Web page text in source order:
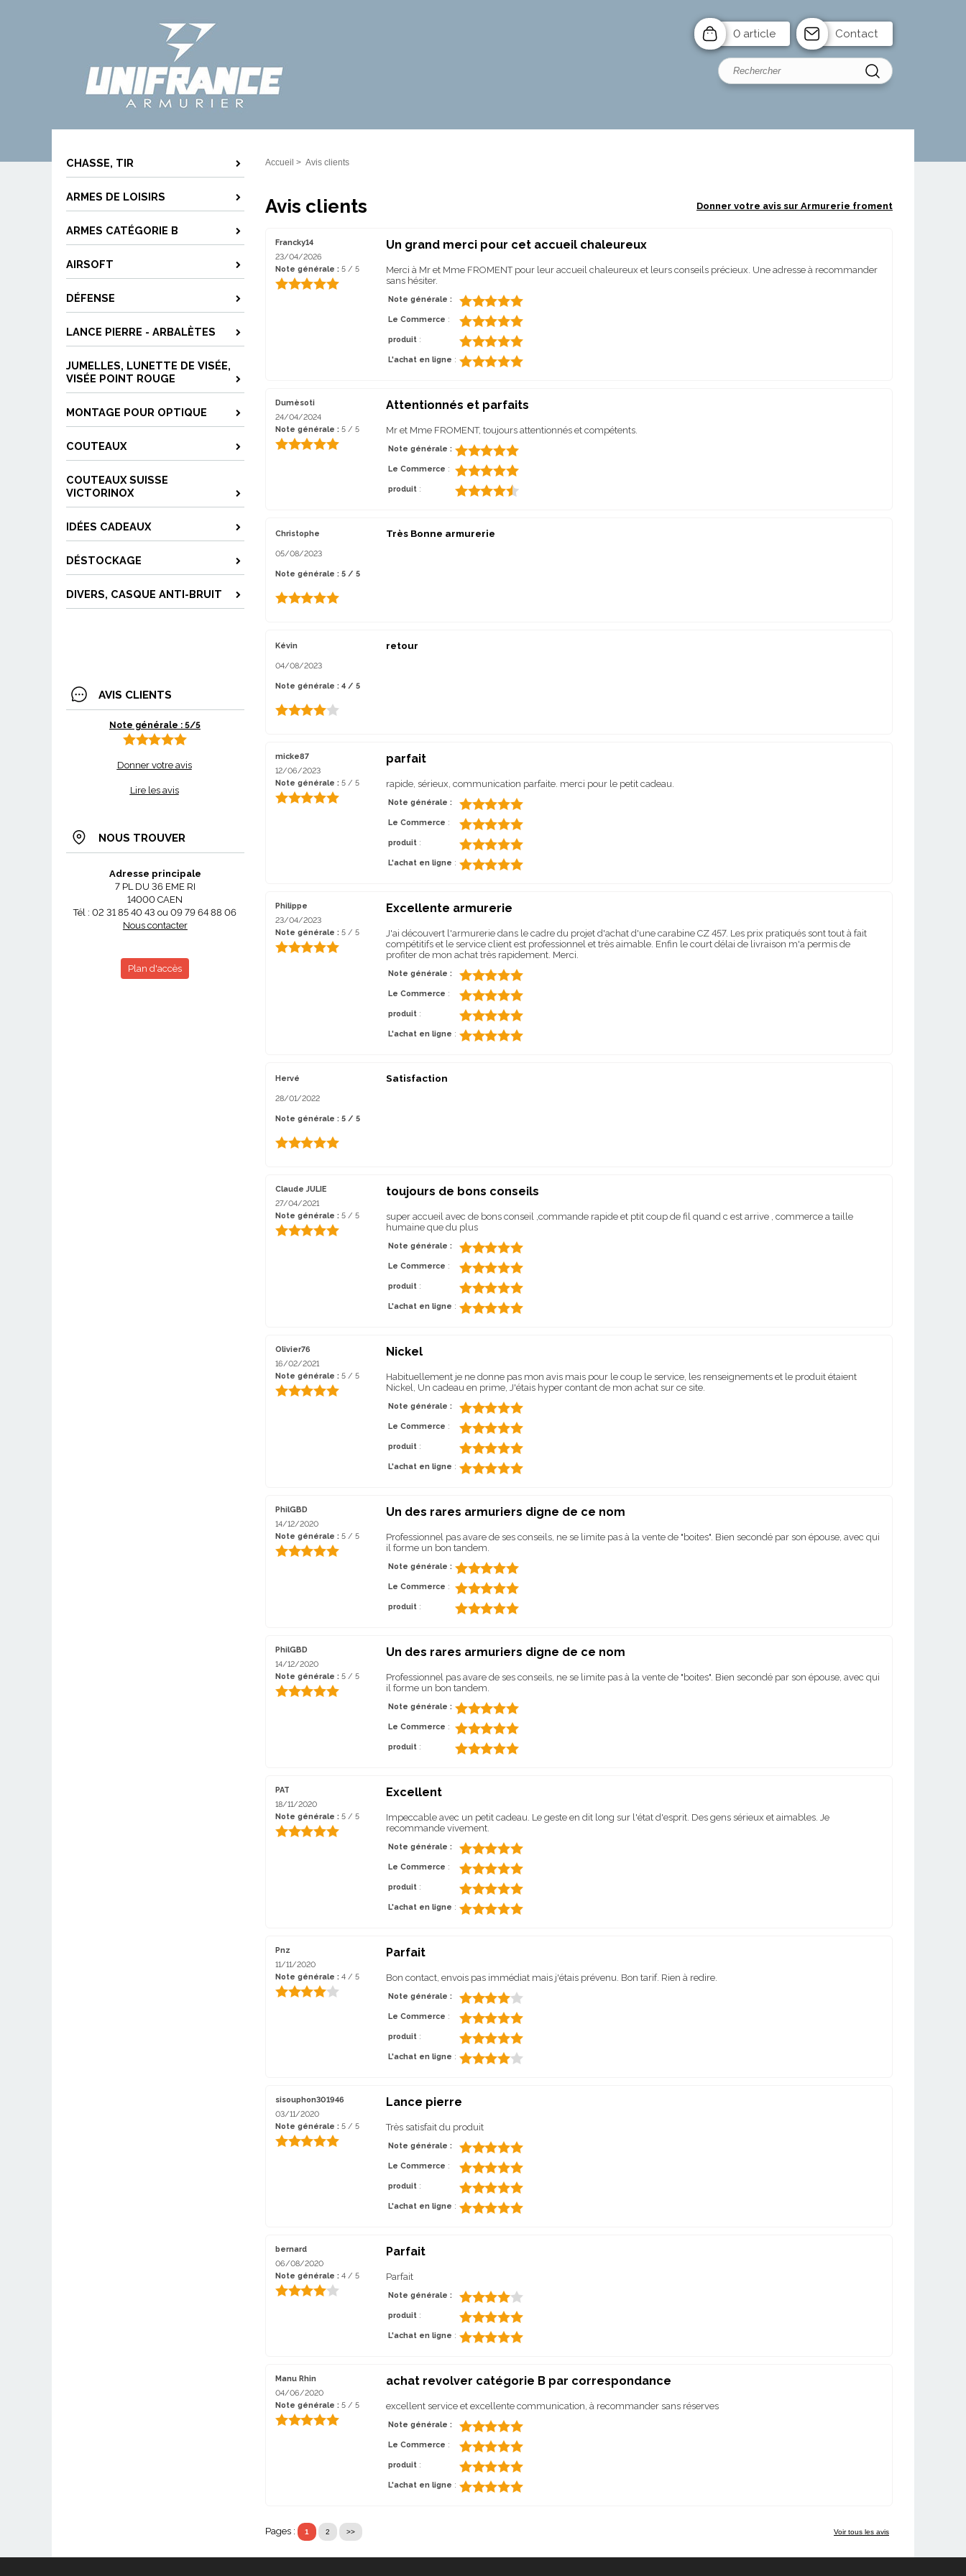
0 article Contact
CHASSE, TIR
ARMES DE LOISIRS
ARMES CATÉGORIE B
AIRSOFT
DÉFENSE
LANCE PIERRE - ARBALÈTES
JUMELLES, LUNETTE DE VISÉE,
VISÉE POINT ROUGE
MONTAGE POUR OPTIQUE
COUTEAUX
COUTEAUX SUISSE
VICTORINOX
IDÉES CADEAUX
DÉSTOCKAGE
DIVERS, CASQUE ANTI-BRUIT
AVIS CLIENTS
Note générale : 5/5
Donner votre avis
Lire les avis
NOUS TROUVER
Adresse principale
7 PL DU 36 EME RI
14000 CAEN
Tél : 02 31 85 40 43 ou 09 79 64 88 06
Nous contacter
Plan d'accès
Accueil > Avis clients
Avis clients Donner votre avis sur Armurerie froment
Francky14
23/04/2026
Un grand merci pour cet accueil chaleureux
Note générale :5 / 5
Merci à Mr et Mme FROMENT pour leur accueil chaleureux et leurs conseils précieux. Une adresse à recommander
sans hésiter.
Note générale :
Le Commerce :
produit:
L'achat en ligne :
Dumèsoti
24/04/2024
Attentionnés et parfaits
Note générale :5 / 5 Mr et Mme FROMENT, toujours attentionnés et compétents.
Note générale :
Le Commerce :
produit:
Christophe
05/08/2023
Note générale : 5 / 5
Très Bonne armurerie
Kévin
04/08/2023
Note générale : 4 / 5
retour
micke87
12/06/2023
parfait
Note générale :5 / 5 rapide, sérieux, communication parfaite. merci pour le petit cadeau.
Note générale :
Le Commerce :
produit:
L'achat en ligne :
Philippe
23/04/2023
Excellente armurerie
Note générale :5 / 5
J'ai découvert l'armurerie dans le cadre du projet d'achat d'une carabine CZ 457. Les prix pratiqués sont tout à fait
compétitifs et le service client est professionnel et très aimable. Enfin le court délai de livraison m'a permis de
profiter de mon achat très rapidement. Merci.
Note générale :
Le Commerce :
produit:
L'achat en ligne :
Hervé
28/01/2022
Note générale : 5 / 5
Satisfaction
Claude JULIE
27/04/2021
toujours de bons conseils
Note générale :5 / 5
super accueil avec de bons conseil ,commande rapide et ptit coup de fil quand c est arrive , commerce a taille
humaine que du plus
Note générale :
Le Commerce :
produit:
L'achat en ligne :
Olivier76
16/02/2021
Nickel
Note générale :5 / 5
Habituellement je ne donne pas mon avis mais pour le coup le service, les renseignements et le produit étaient
Nickel, Un cadeau en prime, J'étais hyper contant de mon achat sur ce site.
Note générale :
Le Commerce :
produit:
L'achat en ligne :
PhilGBD
14/12/2020
Un des rares armuriers digne de ce nom
Note générale :5 / 5
Professionnel pas avare de ses conseils, ne se limite pas à la vente de "boites". Bien secondé par son épouse, avec qui
il forme un bon tandem.
Note générale :
Le Commerce :
produit:
PhilGBD
14/12/2020
Un des rares armuriers digne de ce nom
Note générale :5 / 5
Professionnel pas avare de ses conseils, ne se limite pas à la vente de "boites". Bien secondé par son épouse, avec qui
il forme un bon tandem.
Note générale :
Le Commerce :
produit:
PAT
18/11/2020
Excellent
Note générale :5 / 5
Impeccable avec un petit cadeau. Le geste en dit long sur l'état d'esprit. Des gens sérieux et aimables. Je
recommande vivement.
Note générale :
Le Commerce :
produit:
L'achat en ligne :
Pnz
11/11/2020
Parfait
Note générale :4 / 5 Bon contact, envois pas immédiat mais j'étais prévenu. Bon tarif. Rien à redire.
Note générale :
Le Commerce :
produit:
L'achat en ligne :
sisouphon301946
03/11/2020
Lance pierre
Note générale :5 / 5 Très satisfait du produit
Note générale :
Le Commerce :
produit:
L'achat en ligne :
bernard
06/08/2020
Parfait
Note générale :4 / 5 Parfait
Note générale :
produit:
L'achat en ligne :
Manu Rhin
04/06/2020
achat revolver catégorie B par correspondance
Note générale :5 / 5 excellent service et excellente communication, à recommander sans réserves
Note générale :
Le Commerce :
produit:
L'achat en ligne :
Pages : 1 2 >> Voir tous les avis